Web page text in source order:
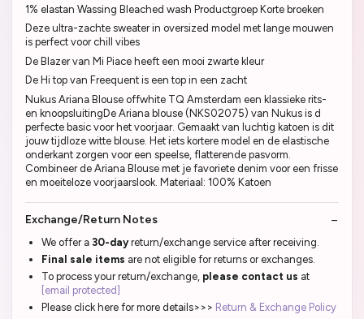
1% elastan Wassing Bleached wash Productgroep Korte broeken
Deze ultra-zachte sweater in oversized model met lange mouwen
is perfect voor chill vibes
De Blazer van Mi Piace heeft een mooi zwarte kleur
De Hi top van Freequent is een top in een zacht
Nukus Ariana Blouse offwhite TQ Amsterdam een klassieke rits-
en knoopsluitingDe Ariana blouse (NKS02075) van Nukus is d
perfecte basic voor het voorjaar. Gemaakt van luchtig katoen is dit
jouw tijdloze witte blouse. Het iets kortere model en de elastische
onderkant zorgen voor een speelse, flatterende pasvorm.
Combineer de Ariana Blouse met je favoriete denim voor een frisse
en moeiteloze voorjaarslook. Materiaal: 100% Katoen
Exchange/Return Notes
We offer a 30-dayreturn/exchange service after receiving.
Final sale items are not eligible for returns or exchanges.
To process your return/exchange, please contact us at
[email protected]
Please click here for more details>>> Return & Exchange Policy